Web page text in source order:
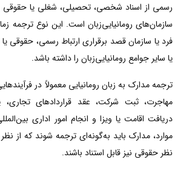
رسمی از اسناد شخصی، تحصیلی، شغلی یا حقوقی
سازمان‌های رومانیایی‌زبان است. این نوع ترجمه
فرد یا سازمان قصد برقراری ارتباط رسمی، حقوقی
یا سایر جوامع رومانیایی‌زبان را داشته باشد.
ترجمه مدارک به زبان رومانیایی معمولاً در
مهاجرت، ثبت شرکت، عقد قراردادهای تجاری،
دریافت اقامت یا ویزا و انجام امور اداری
موارد، مدارک باید به‌گونه‌ای ترجمه شوند که از
نظر حقوقی نیز قابل استناد باشند.